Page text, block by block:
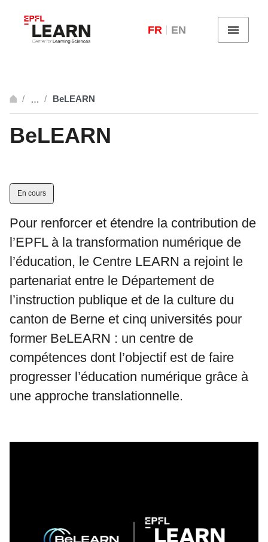
FR EN Menu
… BeLEARN
BeLEARN
En cours
Pour renforcer et étendre la contribution de
l’EPFL à la transformation numérique de
l’éducation, le Centre LEARN a rejoint le
partenariat entre le Département de
l’instruction publique et de la culture du
canton de Berne et cinq universités pour
former BeLEARN : un centre de
compétences dont l’objectif est de faire
progresser l’éducation numérique grâce à
une approche translationnelle.